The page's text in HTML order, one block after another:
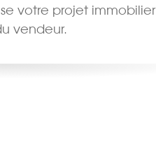
votre projet immobilier
vendeur.